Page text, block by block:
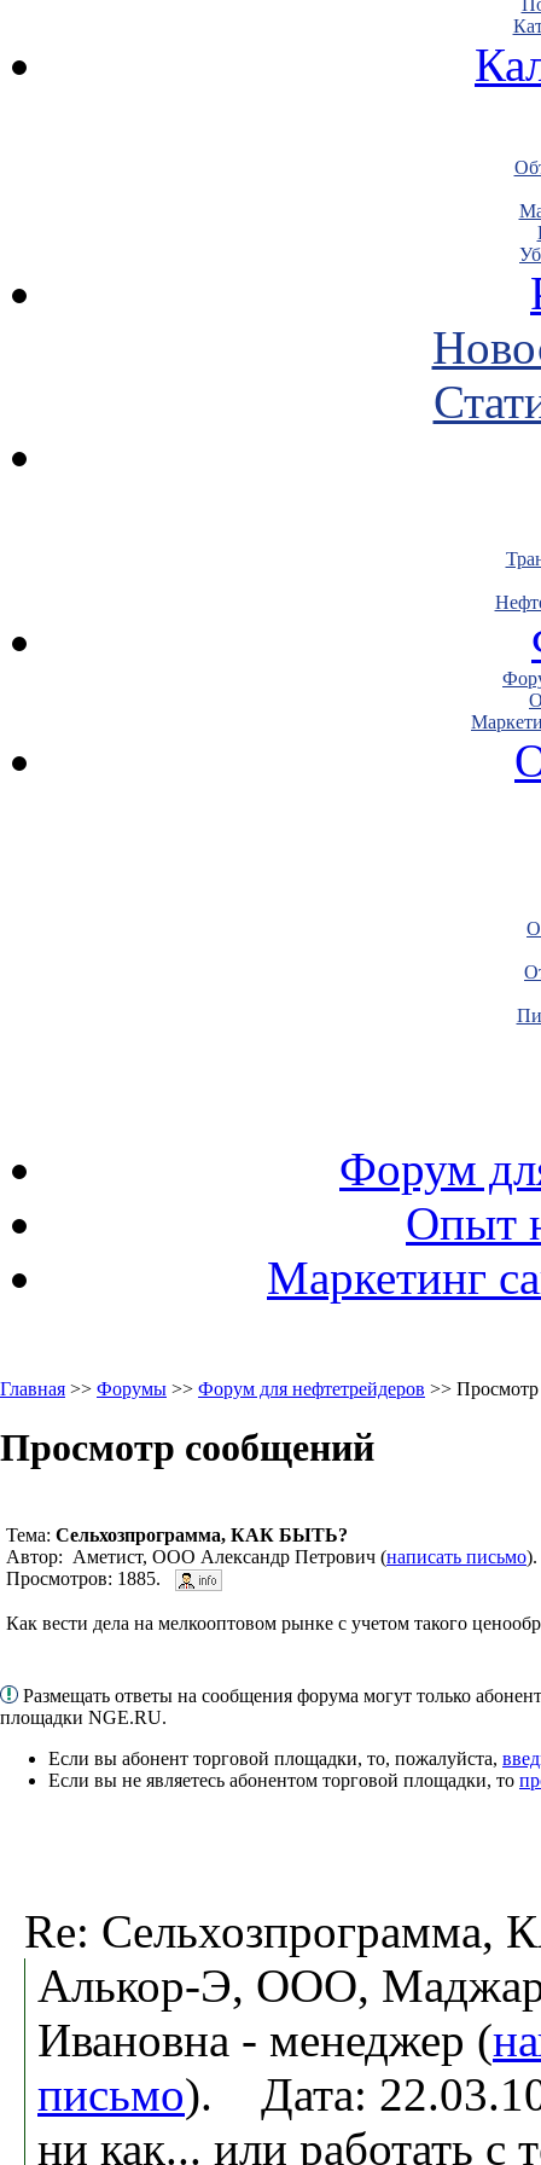
Форум
Опыт
Маркетинг
Главная >> Форумы >> Форум для нефтетрейдеров >>
Просмотр сообщений
Тема: Сельхозпрограмма, КАК БЫТЬ?
Автор: Аметист, ООО Александр Петрович (написать письмо
Просмотров: 1885.
Как вести дела на мелкооптовом рынке с учетом такого
Размещать ответы на сообщения форума могут только
площадки NGE.RU.
Если вы абонент торговой площадки, то, пожалуйста,
Если вы не являетесь абонентом торговой площадки, то
Re:
Алькор-Э, ООО, Маджар
Ивановна - менеджер (
письмо). Дата:
ни как... или работать с